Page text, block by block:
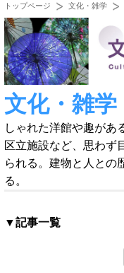
トップページ 文化・雑学
文化・雑
しゃれた洋館や趣があ
区立施設など、思わず
られる。建物と人との
る。
▼記事一覧